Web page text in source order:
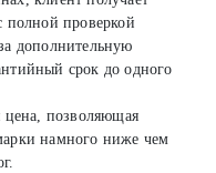
полной проверкой
дополнительную
срок до одного
позволяющая
намного ниже чем